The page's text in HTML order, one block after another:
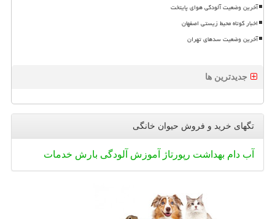
آخرین وضعیت آلودگی هوای پایتخت
اخبار کوتاه محیط زیستی اصفهان
آخرین وضعیت سدهای تهران
جدیدترین ها
تگهای خرید و فروش حیوان خانگی
آب دام بهداشت رپورتاژ آموزش آلودگی بارش خدمات